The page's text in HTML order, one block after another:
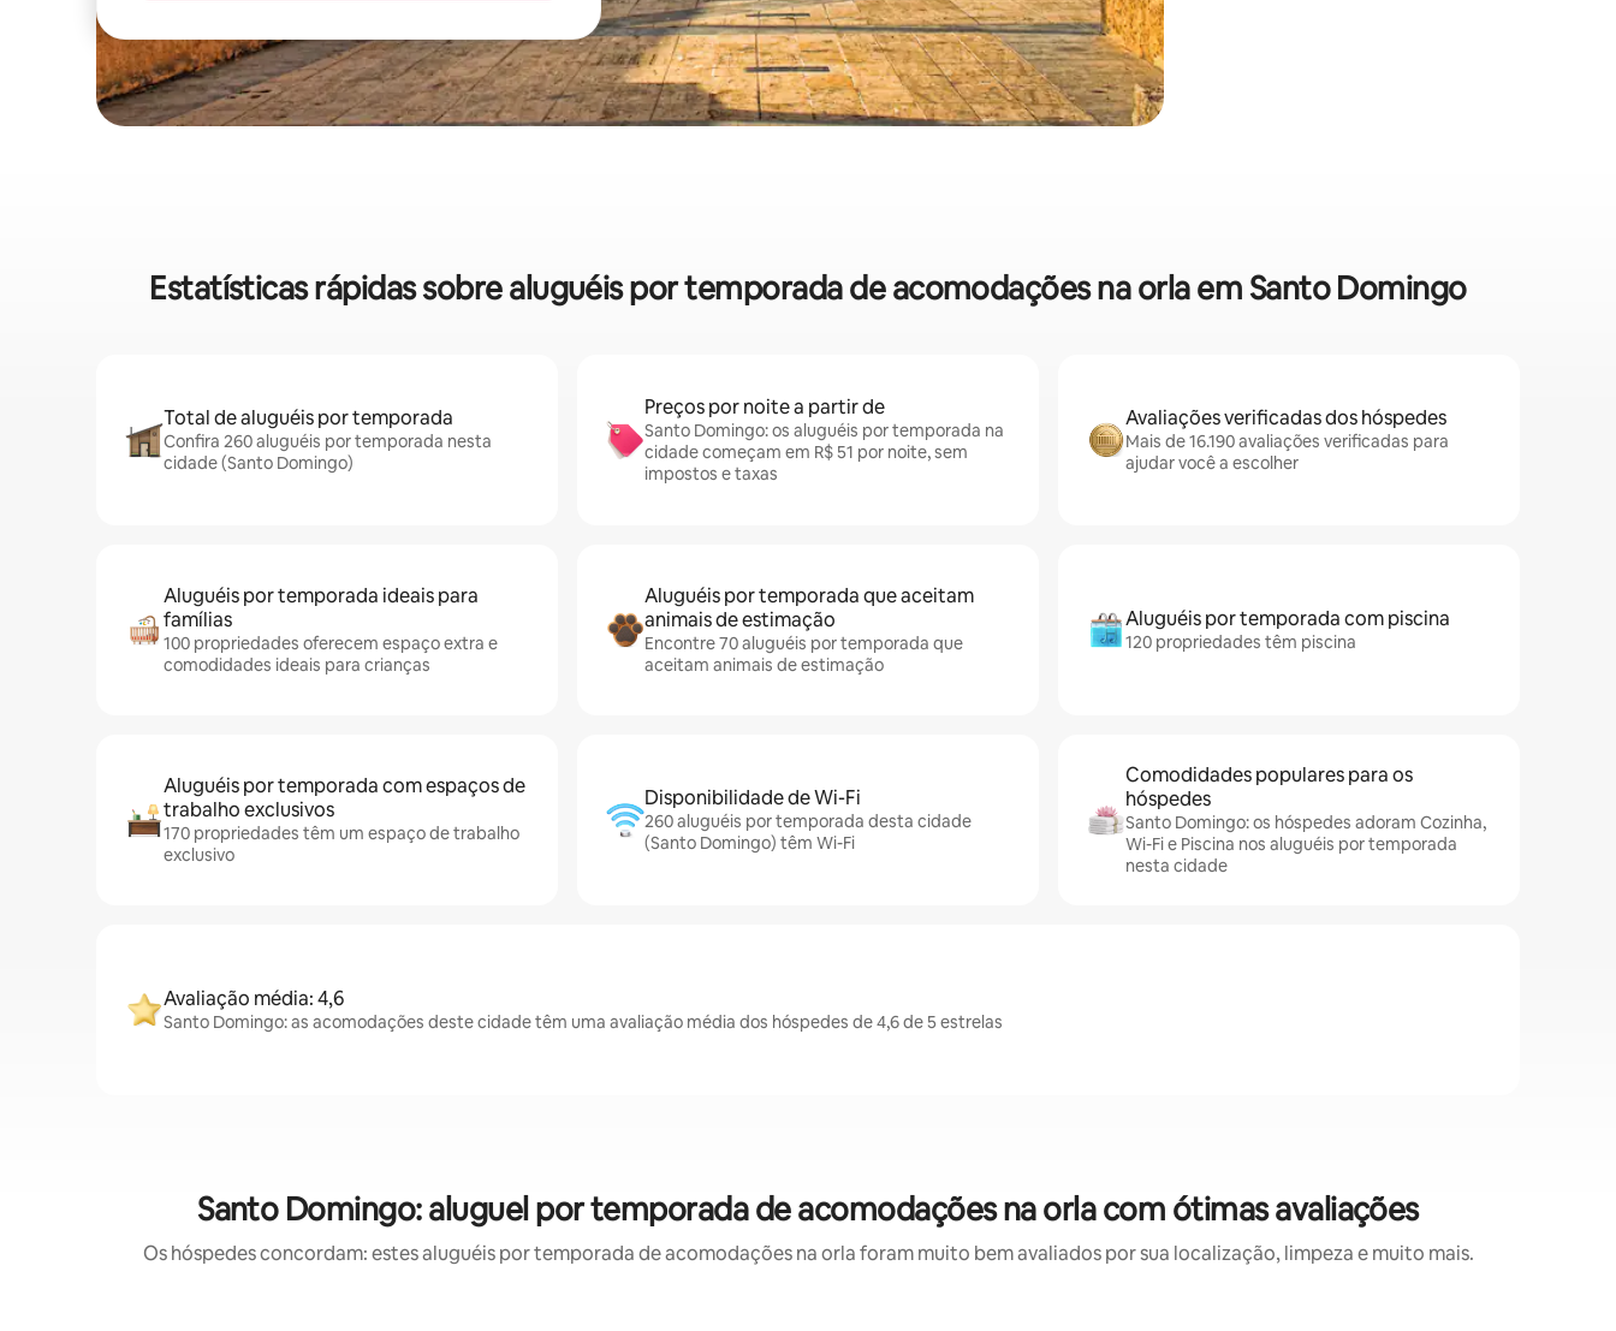
Estatísticas rápidas sobre aluguéis por temporada de acomodações na orla em Santo Domingo
Total de aluguéis por temporada
Confira 260 aluguéis por temporada nesta
cidade (Santo Domingo)
Preços por noite a partir de
Santo Domingo: os aluguéis por temporada na
cidade começam em R$ 51 por noite, sem
impostos e taxas
Avaliações verificadas dos hóspedes
Mais de 16.190 avaliações verificadas para
ajudar você a escolher
Aluguéis por temporada ideais para
famílias
100 propriedades oferecem espaço extra e
comodidades ideais para crianças
Aluguéis por temporada que aceitam
animais de estimação
Encontre 70 aluguéis por temporada que
aceitam animais de estimação
Aluguéis por temporada com piscina
120 propriedades têm piscina
Aluguéis por temporada com espaços de
trabalho exclusivos
170 propriedades têm um espaço de trabalho
exclusivo
Disponibilidade de Wi-Fi
260 aluguéis por temporada desta cidade
(Santo Domingo) têm Wi-Fi
Comodidades populares para os
hóspedes
Santo Domingo: os hóspedes adoram Cozinha,
Wi-Fi e Piscina nos aluguéis por temporada
nesta cidade
Avaliação média: 4,6
Santo Domingo: as acomodações deste cidade têm uma avaliação média dos hóspedes de 4,6 de 5 estrelas
Santo Domingo: aluguel por temporada de acomodações na orla com ótimas avaliações
Os hóspedes concordam: estes aluguéis por temporada de acomodações na orla foram muito bem avaliados por sua localização, limpeza e muito mais.